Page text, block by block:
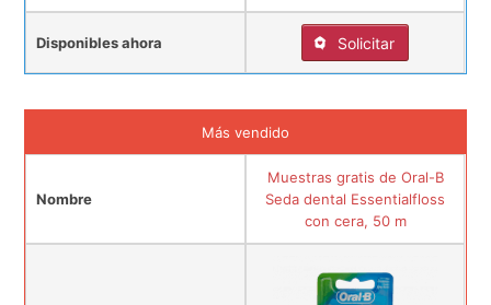
Disponibles ahora Solicitar
Más vendido
Nombre
Muestras gratis de Oral-B
Seda dental Essentialfloss
con cera, 50 m